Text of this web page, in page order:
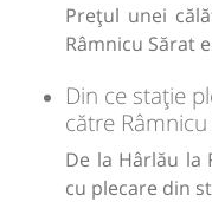
Prețul unei
Râmnicu Sărat
Din ce stație
către Râmnicu
De la Hârlău la
cu plecare din